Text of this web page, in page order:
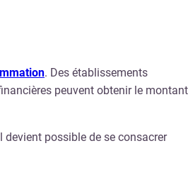
. Des établissements
peuvent obtenir le montant
devient possible de se consacrer